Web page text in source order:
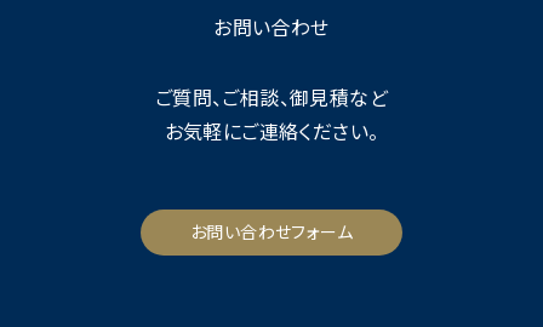
お問い合わせ
ご質問、ご相談、御見積など
お気軽にご連絡ください。
お問い合わせフォーム